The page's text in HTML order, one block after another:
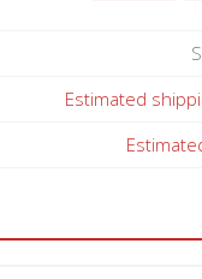
Estimated